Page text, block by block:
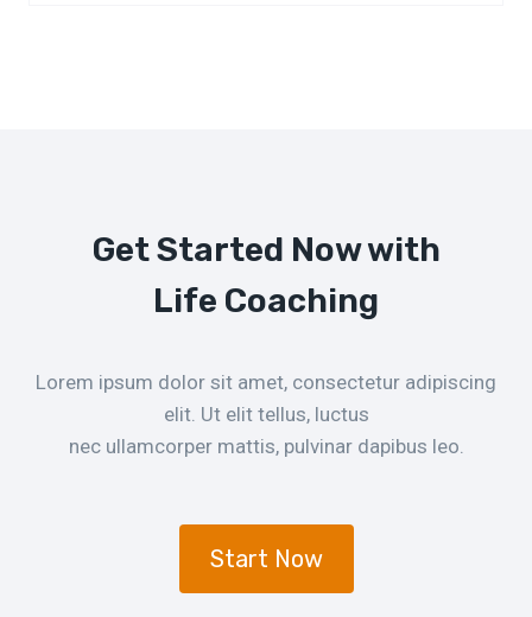
Get Started Now with
Life Coaching
Lorem ipsum dolor sit amet, consectetur adipiscing
elit. Ut elit tellus, luctus
nec ullamcorper mattis, pulvinar dapibus leo.
Start Now